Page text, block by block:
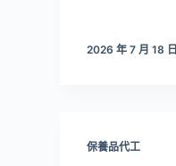
2026 年 7 月 18 日
保養品代工